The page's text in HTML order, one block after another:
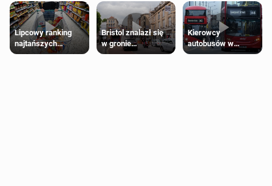
Lipcowy ranking
najtańszych
supermarketów
Bristol znalazł się
w gronie
najlepszych
Kierowcy
autobusów w
Londynie